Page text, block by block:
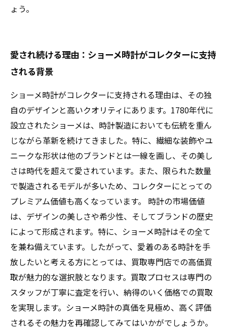
ょう。
愛され続ける理由：ショーメ時計がコレクターに支持
される背景
ショーメ時計がコレクターに支持される理由は、その独
自のデザインと高いクオリティにあります。1780年代に
設立されたショーメは、時計製造においても伝統を重ん
じながら革新を続けてきました。特に、繊細な装飾やユ
ニークな形状は他のブランドとは一線を画し、その美し
さは時代を超えて愛されています。また、限られた数量
で製造されるモデルが多いため、コレクターにとっての
プレミアム価値も高くなっています。 時計の市場価値
は、デザインの美しさや希少性、そしてブランドの歴史
によって形成されます。特に、ショーメ時計はその全て
を兼ね備えています。したがって、愛着のある時計を手
放したいと考える方にとっては、買取専門店での高価買
取が魅力的な選択肢となります。買取プロセスは専門の
スタッフが丁寧に査定を行い、納得のいく価格での買取
を実現します。ショーメ時計の真価を見極め、高く評価
されるその魅力を再確認してみてはいかがでしょうか。